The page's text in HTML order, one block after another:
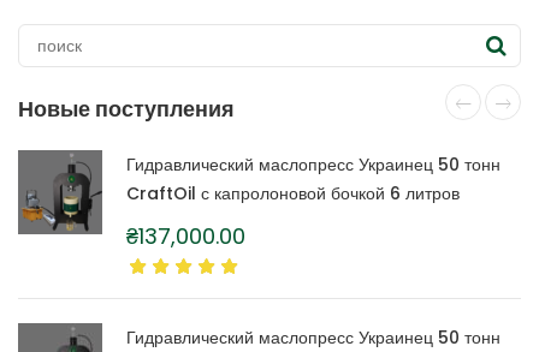
Новые поступления
Гидравлический маслопресс Украинец 50 тонн
CraftOil с капролоновой бочкой 6 литров
₴137,000.00
Гидравлический маслопресс Украинец 50 тонн